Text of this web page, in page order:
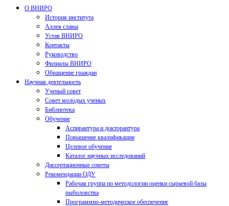
О ВНИРО
История института
Аллея славы
Устав ВНИРО
Контакты
Руководство
Филиалы ВНИРО
Обращение граждан
Научная деятельность
Ученый совет
Совет молодых ученых
Библиотека
Обучение
Аспирантура и докторантура
Повышение квалификации
Целевое обучение
Каталог научных исследований
Диссертационные советы
Рекомендации ОДУ
Рабочая группа по методологии оценки сырьевой базы
рыболовства
Программно-методическое обеспечение